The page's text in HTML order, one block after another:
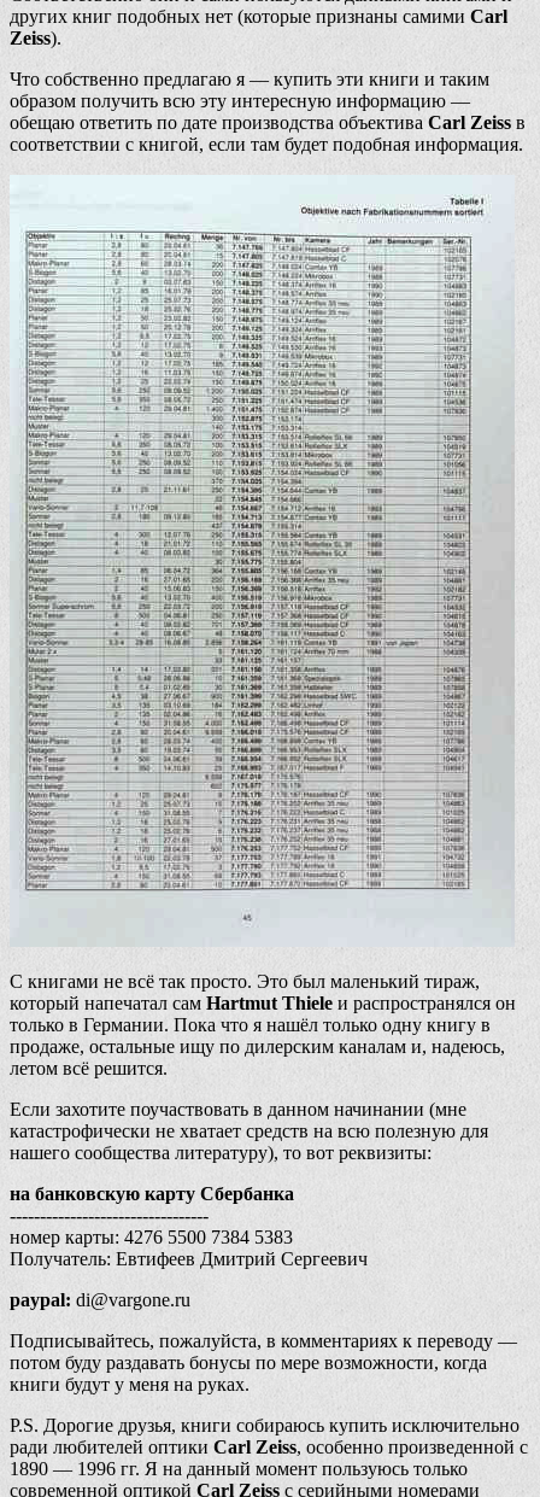
других книг подобных нет (которые признаны самими Carl
Zeiss).
Что собственно предлагаю я — купить эти книги и таким
образом получить всю эту интересную информацию —
обещаю ответить по дате производства объектива Carl Zeiss в
соответствии с книгой, если там будет подобная информация.
С книгами не всё так просто. Это был маленький тираж,
который напечатал сам Hartmut Thiele и распространялся он
только в Германии. Пока что я нашёл только одну книгу в
продаже, остальные ищу по дилерским каналам и, надеюсь,
летом всё решится.
Если захотите поучаствовать в данном начинании (мне
катастрофически не хватает средств на всю полезную для
нашего сообщества литературу), то вот реквизиты:
на банковскую карту Сбербанка
---------------------------------
номер карты: 4276 5500 7384 5383
Получатель: Евтифеев Дмитрий Сергеевич
paypal: di@vargone.ru
Подписывайтесь, пожалуйста, в комментариях к переводу —
потом буду раздавать бонусы по мере возможности, когда
книги будут у меня на руках.
P.S. Дорогие друзья, книги собираюсь купить исключительно
ради любителей оптики Carl Zeiss, особенно произведенной с
1890 — 1996 гг. Я на данный момент пользуюсь только
современной оптикой Carl Zeiss с серийными номерами